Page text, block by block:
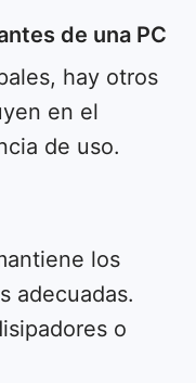
de una PC
hay otros
en el
de uso.
los
adecuadas.
o